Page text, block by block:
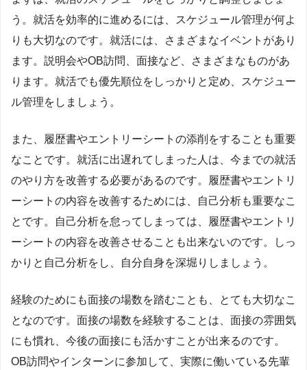
う。就活を効率的に進めるには、スケジュール管理が何よ
りも大切なのです。就活には、さまざまなイベントがあり
ます。説明会やOB訪問、面接など、さまざまなものがあ
ります。就活でも優先順位をしっかりと定め、スケジュー
ル管理をしましょう。
また、履歴書やエントリーシートの添削をすることも重要
なことです。就活に出遅れてしまった人は、今までの就活
のやり方を改善する必要があるのです。履歴書やエントリ
ーシートの内容を改善するためには、自己分析も重要なこ
とです。自己分析を怠ってしまっては、履歴書やエントリ
ーシートの内容を改善させることも出来ないのです。しっ
かりと自己分析をし、自分自身を深堀りしましょう。
経験のためにも面接の場数を踏むことも、とても大切なこ
となのです。面接の場数を経験することは、面接の雰囲気
にも慣れ、今後の面接にも活かすことが出来るのです。
OB訪問やインターンに参加して、実際に働いている先輩